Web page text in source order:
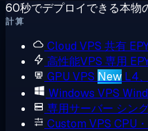
60秒でデプロイできる本物
計算
Cloud VPS 共有
高性能VPS 専用
GPU VPS New L4
Windows VPS
専用サーバー シン
Custom VPS CPU